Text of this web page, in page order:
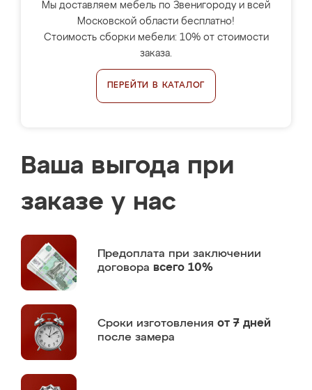
Мы доставляем мебель по Звенигороду и всей
Московской области бесплатно!
Стоимость сборки мебели: 10% от стоимости
заказа.
ПЕРЕЙТИ В КАТАЛОГ
Ваша выгода при
заказе у нас
Предоплата при заключении
договора всего 10%
Сроки изготовления от 7 дней
после замера